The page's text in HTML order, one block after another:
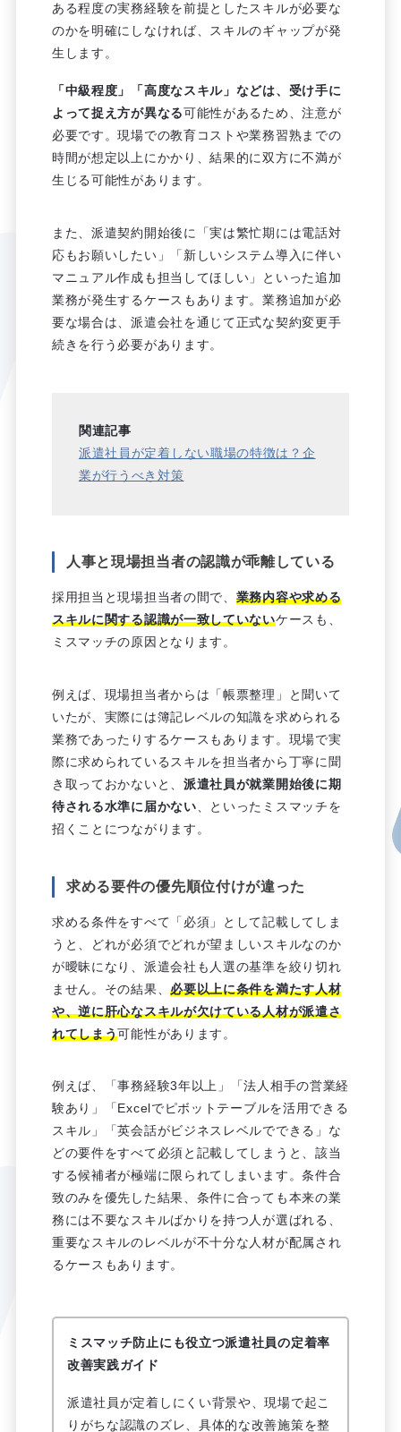
ある程度の実務経験を前提としたスキルが必要な
のかを明確にしなければ、スキルのギャップが発
生します。
「中級程度」「高度なスキル」などは、受け手に
よって捉え方が異なる可能性があるため、注意が
必要です。現場での教育コストや業務習熟までの
時間が想定以上にかかり、結果的に双方に不満が
生じる可能性があります。
また、派遣契約開始後に「実は繁忙期には電話対
応もお願いしたい」「新しいシステム導入に伴い
マニュアル作成も担当してほしい」といった追加
業務が発生するケースもあります。業務追加が必
要な場合は、派遣会社を通じて正式な契約変更手
続きを行う必要があります。
関連記事
派遣社員が定着しない職場の特徴は？企
業が行うべき対策
人事と現場担当者の認識が乖離している
採用担当と現場担当者の間で、 業務内容や求める
スキルに関する認識が一致していないケースも、
ミスマッチの原因となります。
例えば、現場担当者からは「帳票整理」と聞いて
いたが、実際には簿記レベルの知識を求められる
業務であったりするケースもあります。現場で実
際に求められているスキルを担当者から丁寧に聞
き取っておかないと、 派遣社員が就業開始後に期
待される水準に届かない 、といったミスマッチを
招くことにつながります。
求める要件の優先順位付けが違った
求める条件をすべて「必須」として記載してしま
うと、どれが必須でどれが望ましいスキルなのか
が曖昧になり、派遣会社も人選の基準を絞り切れ
ません。その結果、必要以上に条件を満たす人材
や、逆に肝心なスキルが欠けている人材が派遣さ
れてしまう可能性があります。
例えば、「事務経験3年以上」「法人相手の営業経
験あり」「Excelでピボットテーブルを活用できる
スキル」「英会話がビジネスレベルでできる」な
どの要件をすべて必須と記載してしまうと、該当
する候補者が極端に限られてしまいます。条件合
致のみを優先した結果、条件に合っても本来の業
務には不要なスキルばかりを持つ人が選ばれる、
重要なスキルのレベルが不十分な人材が配属され
るケースもあります。
ミスマッチ防止にも役立つ派遣社員の定着率
改善実践ガイド
派遣社員が定着しにくい背景や、現場で起こ
りがちな認識のズレ、具体的な改善施策を整